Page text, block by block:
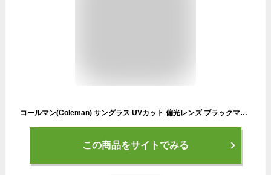
コールマン(Coleman) サングラス UVカット 偏光レンズ ブラックマット・グレー CO3076-1
この商品をサイトでみる